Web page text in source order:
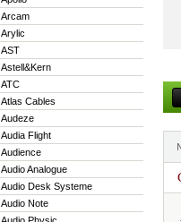
Arcam
Arylic
AST
Astell&Kern
ATC
Atlas Cables
Audeze
Audia Flight
Audience
Audio Analogue
Audio Desk Systeme
Audio Note